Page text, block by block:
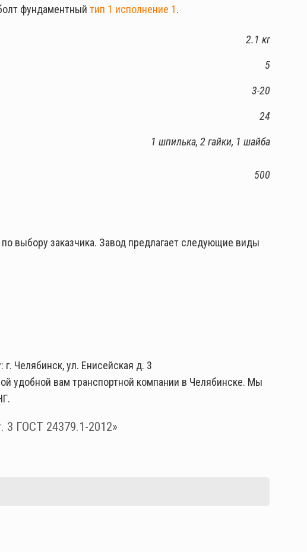
фундаментный тип 1 исполнение 1.
2.1 кг
5
3-20
24
1 шпилька, 2 гайки, 1 шайба
500
выбору заказчика. Завод предлагает следующие виды
Челябинск, ул. Енисейская д. 3
удобной вам транспортной компании в Челябинске. Мы
ГОСТ 24379.1-2012»